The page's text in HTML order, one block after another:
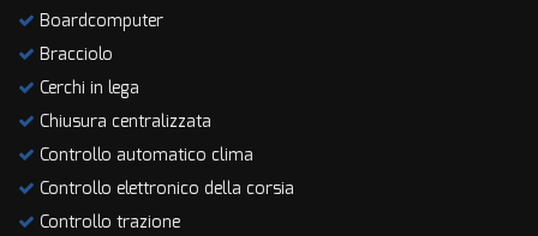
Boardcomputer
Bracciolo
Cerchi in lega
Chiusura centralizzata
Controllo automatico clima
Controllo elettronico della corsia
Controllo trazione